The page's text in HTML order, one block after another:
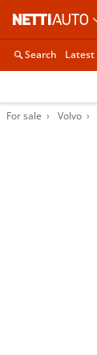
Search Latest
For sale Volvo